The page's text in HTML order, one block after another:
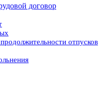
договор
отпусков